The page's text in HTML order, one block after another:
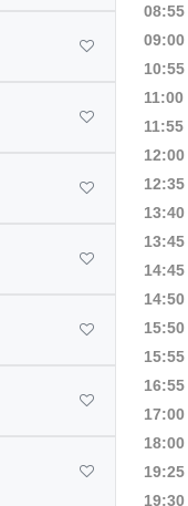
08:55
09:00
10:55
11:00
11:55
12:00
12:35
13:40
13:45
14:45
14:50
15:50
15:55
16:55
17:00
18:00
19:25
19:30